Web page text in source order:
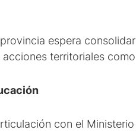
espera
territoriales
con el